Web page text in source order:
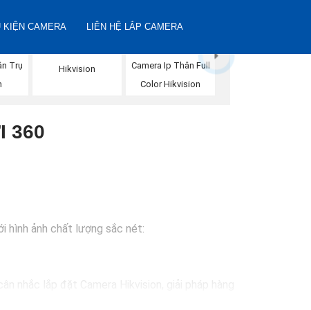
KIỆN CAMERA LIÊN HỆ LẮP CAMERA
Trụ
Hikvision
Camera Ip Thân Full
Color Hikvision
360
hình ảnh chất lượng sắc nét:
chọn lý tưởng cho việc bảo vệ tài sản và an